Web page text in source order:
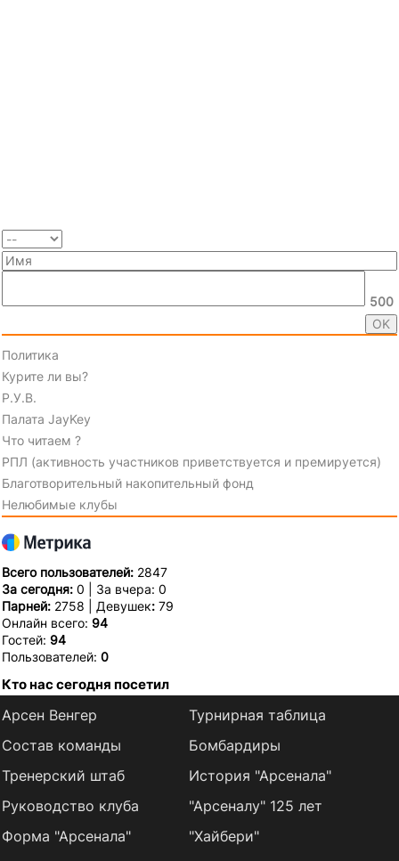
500
Политика
Курите ли вы?
Р.У.В.
Палата JayKey
Что читаем ?
РПЛ (активность участников приветствуется и премируется)
Благотворительный накопительный фонд
Нелюбимые клубы
Всего пользователей: 2847
За сегодня: 0 | За вчера: 0
Парней: 2758 | Девушек: 79
Онлайн всего: 94
Гостей: 94
Пользователей: 0
Кто нас сегодня посетил
Арсен Венгер
Состав команды
Тренерский штаб
Руководство клуба
Форма "Арсенала"
Турнирная таблица
Бомбардиры
История "Арсенала"
"Арсеналу" 125 лет
"Хайбери"